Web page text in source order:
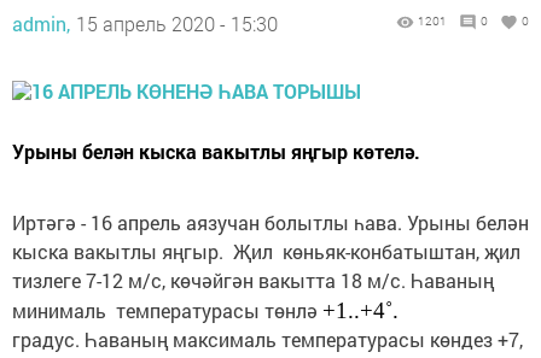
admin, 15 апрель 2020 - 15:30 1201 0 0
Урыны белән кыска вакытлы яңгыр көтелә.
Иртәгә - 16 апрель аязучан болытлы һава. Урыны белән
кыска вакытлы яңгыр. Җил көньяк-конбатыштан, җил
тизлеге 7-12 м/с, көчәйгән вакытта 18 м/с. Һаваның
минималь температурасы төнлә +1..+4˚.
градус. Һаваның максималь температурасы көндез +7,